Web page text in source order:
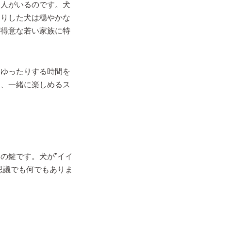
がいるのです。犬
した犬は穏やかな
意な若い家族に特
ったりする時間を
一緒に楽しめるス
鍵です。犬が”イイ
でも何でもありま